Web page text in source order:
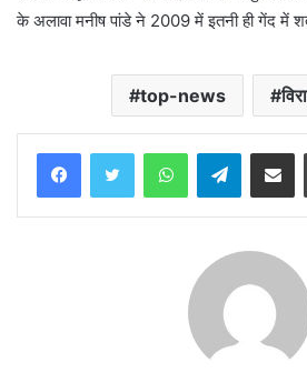
के अलावा मनीष पांडे ने 2009 में इतनी ही गेंद में
top-news
WhatsAppTelegram